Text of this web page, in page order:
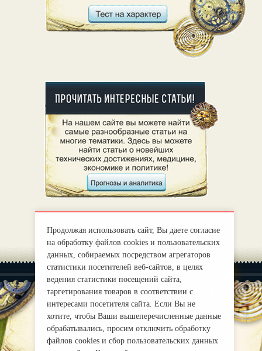
О нас
Правила
mirprognoz@mail.ru
Продолжая использовать сайт, Вы даете согласие
на обработку файлов cookies и пользовательских
данных, собираемых посредством агрегаторов
статистики посетителей веб-сайтов, в целях
ведения статистики посещений сайта,
таргетирования товаров в соответствии с
интересами посетителя сайта. Если Вы не
хотите, чтобы Ваши вышеперечисленные данные
обрабатывались, просим отключить обработку
файлов cookies и сбор пользовательских данных